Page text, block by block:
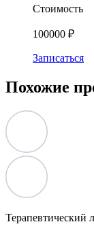
Стоимость
100000 ₽
Записаться
Похожие
Терапевтический